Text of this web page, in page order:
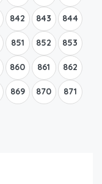
842 843 844
851 852 853
860 861 862
869 870 871